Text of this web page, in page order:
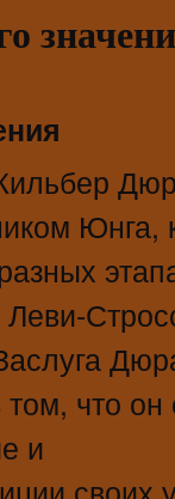
Юнга,
что он
и
своих